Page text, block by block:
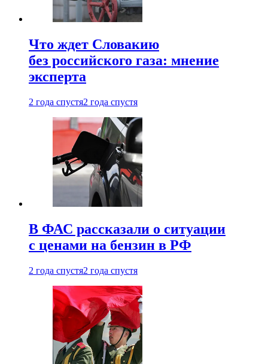
Что ждет Словакию
без российского газа: мнение
эксперта
2 года спустя2 года спустя
В ФАС рассказали о ситуации
с ценами на бензин в РФ
2 года спустя2 года спустя